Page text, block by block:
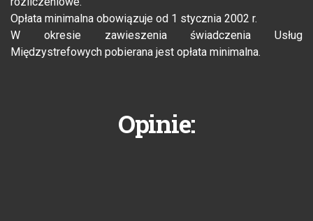
Opłata minimalna obowiązuje od 1 stycznia 2002 r.
W okresie zawieszenia świadczenia Usług
Międzystrefowych pobierana jest opłata minimalna.
Opinie: